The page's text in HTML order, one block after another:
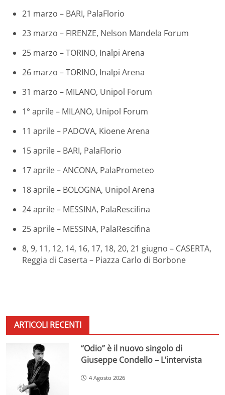
21 marzo – BARI, PalaFlorio
23 marzo – FIRENZE, Nelson Mandela Forum
25 marzo – TORINO, Inalpi Arena
26 marzo – TORINO, Inalpi Arena
31 marzo – MILANO, Unipol Forum
1° aprile – MILANO, Unipol Forum
11 aprile – PADOVA, Kioene Arena
15 aprile – BARI, PalaFlorio
17 aprile – ANCONA, PalaPrometeo
18 aprile – BOLOGNA, Unipol Arena
24 aprile – MESSINA, PalaRescifina
25 aprile – MESSINA, PalaRescifina
8, 9, 11, 12, 14, 16, 17, 18, 20, 21 giugno – CASERTA,
Reggia di Caserta – Piazza Carlo di Borbone
ARTICOLI RECENTI
“Odio” è il nuovo singolo di
Giuseppe Condello – L’intervista
4 Agosto 2026